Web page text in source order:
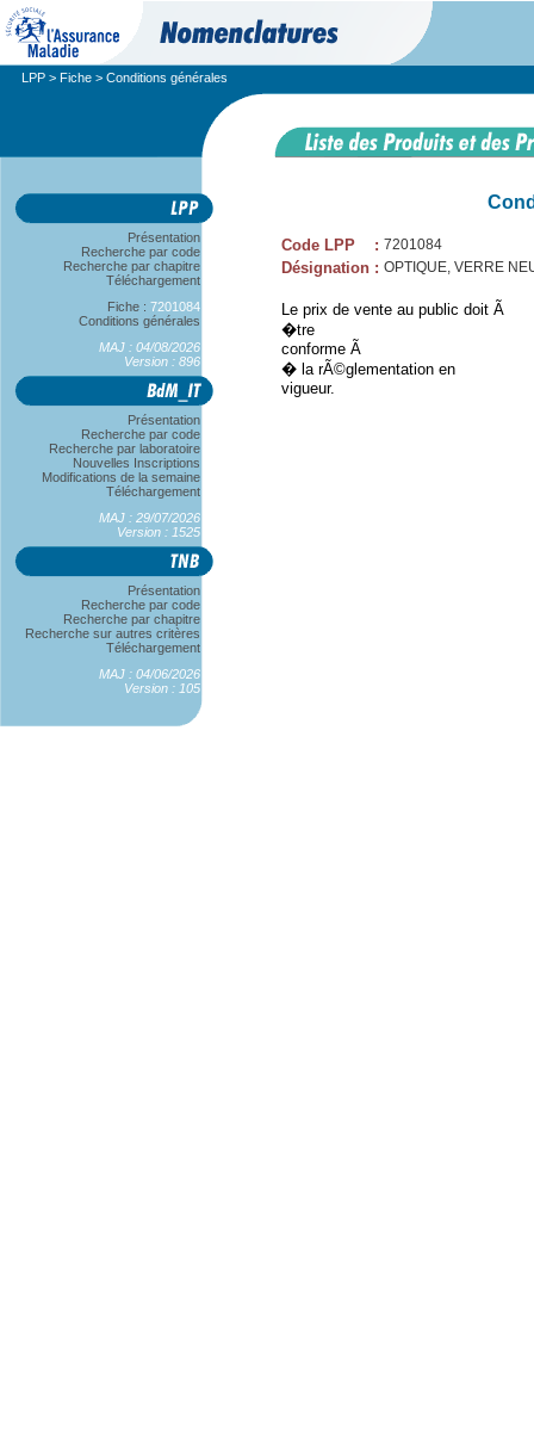
LPP > Fiche > Conditions générales
Présentation
Recherche par code
Recherche par chapitre
Téléchargement
Fiche : 7201084
Conditions générales
MAJ : 04/08/2026
Version : 896
Présentation
Recherche par code
Recherche par laboratoire
Nouvelles Inscriptions
Modifications de la semaine
Téléchargement
MAJ : 29/07/2026
Version : 1525
Présentation
Recherche par code
Recherche par chapitre
Recherche sur autres critères
Téléchargement
MAJ : 04/06/2026
Version : 105
Code LPP : 7201084
Désignation : OPTIQUE, VERRE
Le prix de vente au public doit Ã
�tre
conforme Ã
� la rÃ©glementation en
vigueur.